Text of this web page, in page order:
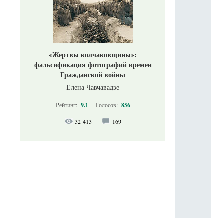
«Жертвы колчаковщины»:
фальсификация фотографий времен
Гражданской войны
Елена Чавчавадзе
Рейтинг: 9.1 Голосов: 856
32 413 169